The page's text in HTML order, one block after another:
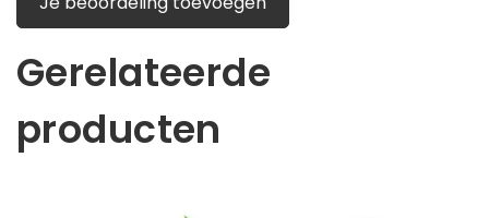
Gerelateerde
producten